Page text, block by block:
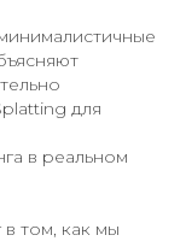
для
в реальном
том, как мы